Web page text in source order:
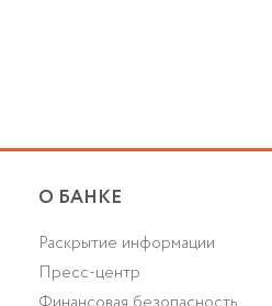
О БАНКЕ
Раскрытие информации
Пресс-центр